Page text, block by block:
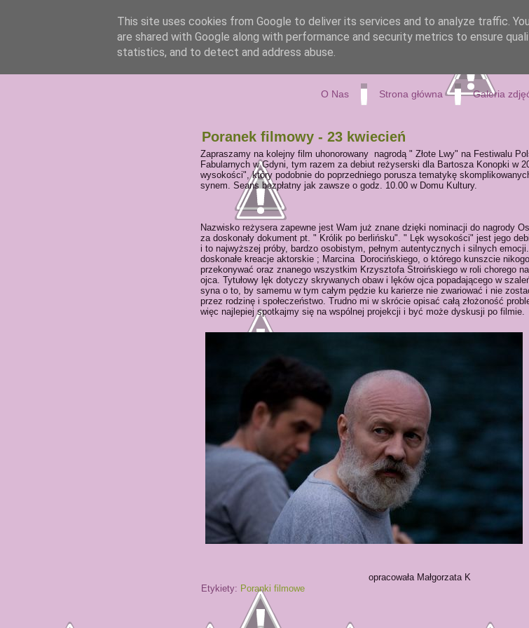
O Nas Strona główna Galeria
Poranek filmowy - 23 kwiecień
Zapraszamy na kolejny film uhonorowany nagrodą " Złote Lwy" na Festiwalu
Fabularnych w Gdyni, tym razem za debiut reżyserski dla Bartosza Konopki w
wysokości", który podobnie do poprzedniego porusza tematykę
synem. Seans bezpłatny jak zawsze o godz. 10.00 w Domu Kultury.
Nazwisko reżysera zapewne jest Wam już znane dzięki nominacji do nagrody
za doskonały dokument pt. " Królik po berlińsku". " Lęk wysokości" jest jego
i to najwyższej próby, bardzo osobistym, pełnym autentycznych i silnych
doskonałe kreacje aktorskie ; Marcina Dorocińskiego, o którego kunszcie
przekonywać oraz znanego wszystkim Krzysztofa Stroińskiego w roli chorego
ojca. Tytułowy lęk dotyczy skrywanych obaw i lęków ojca popadającego w
syna o to, by samemu w tym całym pędzie ku karierze nie zwariować i nie
przez rodzinę i społeczeństwo. Trudno mi w skrócie opisać całą złożoność
więc najlepiej spotkajmy się na wspólnej projekcji i być może dyskusji po filmie.
opracowała Małgorzata K
Etykiety: Poranki filmowe
This site uses cookies from Google to deliver its services and to analyze traffic.
are shared with Google along with performance and security metrics to ensure
statistics, and to detect and address abuse.